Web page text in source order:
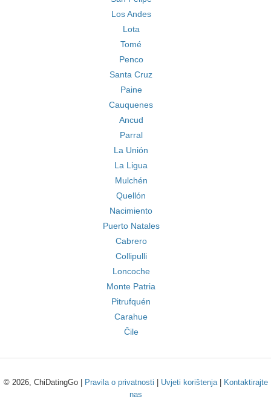
Los Andes
Lota
Tomé
Penco
Santa Cruz
Paine
Cauquenes
Ancud
Parral
La Unión
La Ligua
Mulchén
Quellón
Nacimiento
Puerto Natales
Cabrero
Collipulli
Loncoche
Monte Patria
Pitrufquén
Carahue
Čile
© 2026, ChiDatingGo | Pravila o privatnosti Uvjeti korištenja|
Kontaktirajte
nas